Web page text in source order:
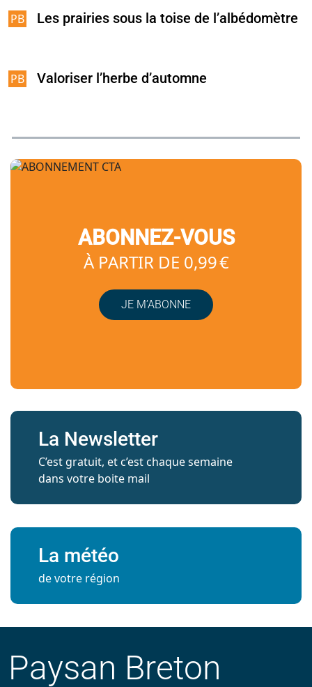
Les prairies sous la toise de l’albédomètre
Valoriser l’herbe d’automne
ABONNEZ-VOUS
À PARTIR DE 0,99 €
JE M’ABONNE
La Newsletter
C’est gratuit, et c’est chaque semaine
dans votre boite mail
La météo
de votre région
Paysan Breton